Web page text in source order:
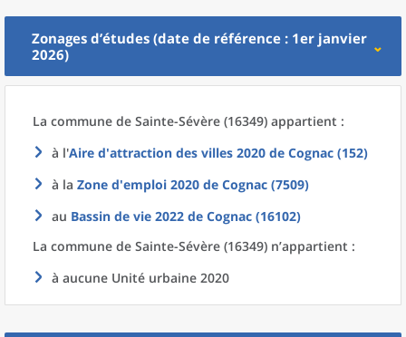
Zonages d’études (date de référence : 1er janvier
2026)
La commune de Sainte-Sévère (16349) appartient :
à l'Aire d'attraction des villes 2020 de Cognac (152)
à la Zone d'emploi 2020 de Cognac (7509)
au Bassin de vie 2022 de Cognac (16102)
La commune de Sainte-Sévère (16349) n’appartient :
à aucune Unité urbaine 2020